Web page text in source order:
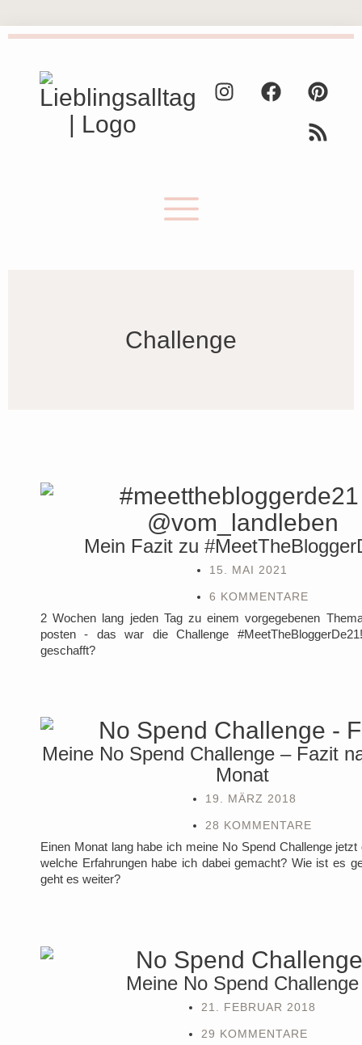
Challenge
Mein Fazit zu
15. MAI 2021
6 KOMMENTARE
2 Wochen lang jeden Tag zu einem vorgegebenen
posten - das war die Challenge
geschafft?
Meine No Spend Challenge – Fazit
Monat
19. MÄRZ 2018
28 KOMMENTARE
Einen Monat lang habe ich meine No Spend Challenge
welche Erfahrungen habe ich dabei gemacht? Wie ist es
geht es weiter?
Meine No Spend Challenge
21. FEBRUAR 2018
29 KOMMENTARE